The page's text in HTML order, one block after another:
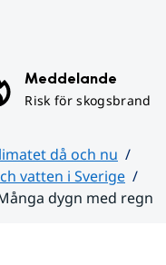
Meddelande
Risk för skogsbrand
då och nu
vatten i Sverige
dygn med regn